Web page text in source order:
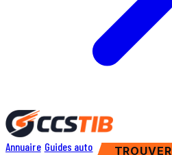
Annuaire Guides auto TROUVER